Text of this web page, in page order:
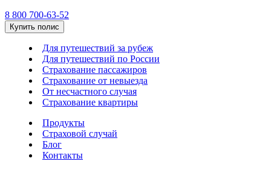
8 800 700-63-52
Купить полис
Для путешествий за рубеж
Для путешествий по России
Страхование пассажиров
Страхование от невыезда
От несчастного случая
Страхование квартиры
Продукты
Страховой случай
Блог
Контакты